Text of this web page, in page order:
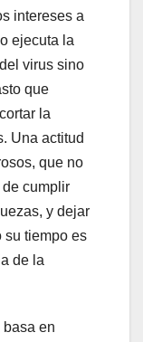
intereses a
ejecuta la
virus sino
que
la
Una actitud
que no
de cumplir
y dejar
su tiempo es
de la
basa en